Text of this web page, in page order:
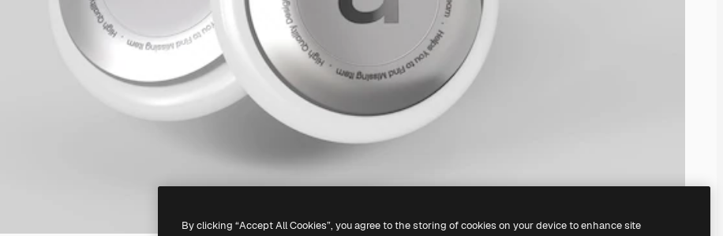
By clicking “Accept All Cookies”, you agree to the storing of cookies on your device to enhance site